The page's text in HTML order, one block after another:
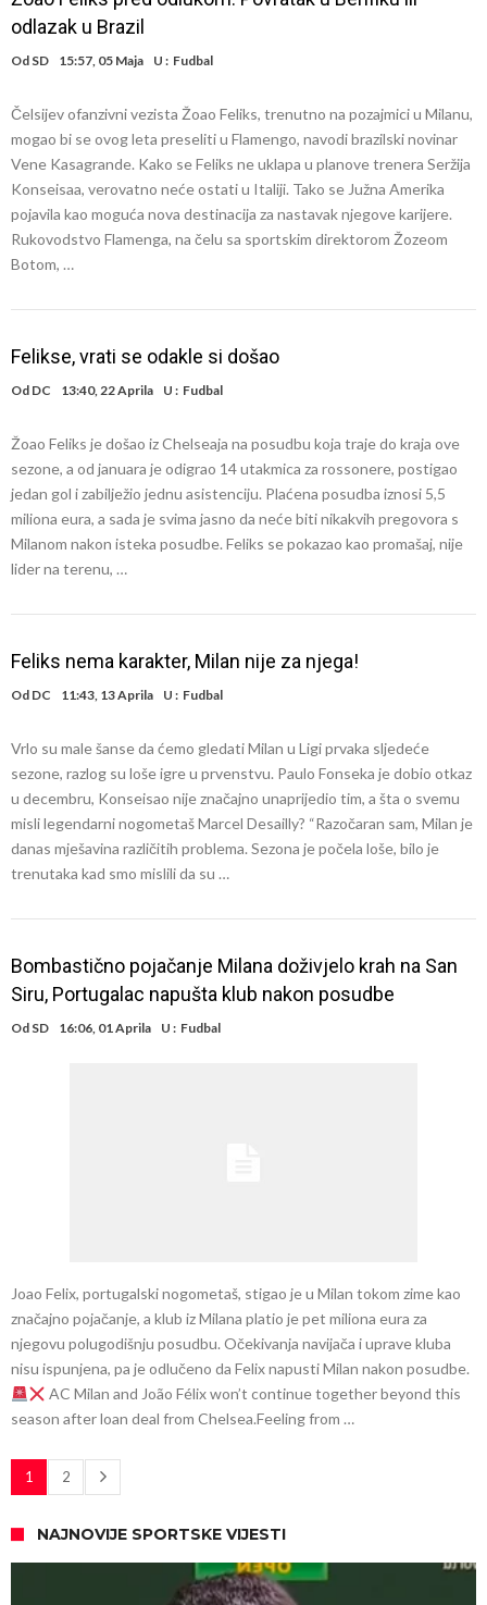
odlazak u Brazil
Od SD 15:57, 05 Maja U : Fudbal
Čelsijev ofanzivni vezista Žoao Feliks, trenutno na pozajmici u Milanu,
mogao bi se ovog leta preseliti u Flamengo, navodi brazilski novinar
Vene Kasagrande. Kako se Feliks ne uklapa u planove trenera Seržija
Konseisaa, verovatno neće ostati u Italiji. Tako se Južna Amerika
pojavila kao moguća nova destinacija za nastavak njegove karijere.
Rukovodstvo Flamenga, na čelu sa sportskim direktorom Žozeom
Botom, …
Felikse, vrati se odakle si došao
Od DC 13:40, 22 Aprila U : Fudbal
Žoao Feliks je došao iz Chelseaja na posudbu koja traje do kraja ove
sezone, a od januara je odigrao 14 utakmica za rossonere, postigao
jedan gol i zabilježio jednu asistenciju. Plaćena posudba iznosi 5,5
miliona eura, a sada je svima jasno da neće biti nikakvih pregovora s
Milanom nakon isteka posudbe. Feliks se pokazao kao promašaj, nije
lider na terenu, …
Feliks nema karakter, Milan nije za njega!
Od DC 11:43, 13 Aprila U : Fudbal
Vrlo su male šanse da ćemo gledati Milan u Ligi prvaka sljedeće
sezone, razlog su loše igre u prvenstvu. Paulo Fonseka je dobio otkaz
u decembru, Konseisao nije značajno unaprijedio tim, a šta o svemu
misli legendarni nogometaš Marcel Desailly? “Razočaran sam, Milan je
danas mješavina različitih problema. Sezona je počela loše, bilo je
trenutaka kad smo mislili da su …
Bombastično pojačanje Milana doživjelo krah na San
Siru, Portugalac napušta klub nakon posudbe
Od SD 16:06, 01 Aprila U : Fudbal
Joao Felix, portugalski nogometaš, stigao je u Milan tokom zime kao
značajno pojačanje, a klub iz Milana platio je pet miliona eura za
njegovu polugodišnju posudbu. Očekivanja navijača i uprave kluba
nisu ispunjena, pa je odlučeno da Felix napusti Milan nakon posudbe.
AC Milan and João Félix won’t continue together beyond this
season after loan deal from Chelsea.Feeling from …
1 2
NAJNOVIJE SPORTSKE VIJESTI